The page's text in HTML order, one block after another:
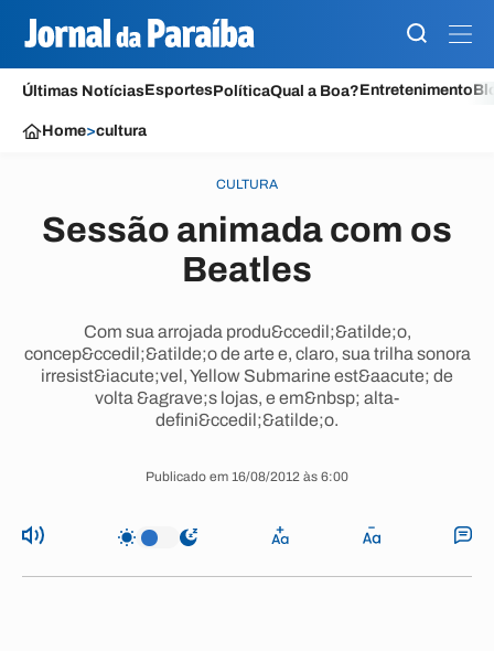
Últimas NotíciasEsportesPolíticaQual a Boa?Entretenimento
Home>cultura
CULTURA
Sessão animada com os
Beatles
Com sua arrojada produ&ccedil;&atilde;o,
concep&ccedil;&atilde;o de arte e, claro, sua trilha sonora
irresist&iacute;vel, Yellow Submarine est&aacute; de
volta &agrave;s lojas, e em&nbsp; alta-
defini&ccedil;&atilde;o.
Publicado em 16/08/2012 às 6:00